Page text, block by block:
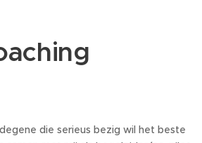
die serieus bezig wil het beste